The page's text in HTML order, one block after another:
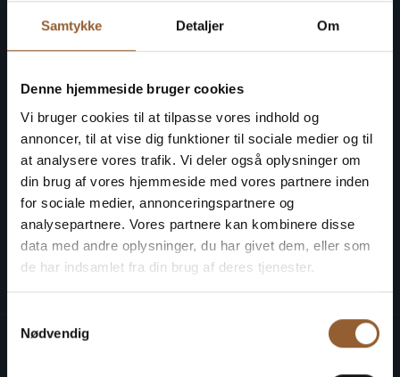
Samtykke Detaljer Om
Denne hjemmeside bruger cookies
Vi bruger cookies til at tilpasse vores indhold og
annoncer, til at vise dig funktioner til sociale medier og til
at analysere vores trafik. Vi deler også oplysninger om
din brug af vores hjemmeside med vores partnere inden
for sociale medier, annonceringspartnere og
analysepartnere. Vores partnere kan kombinere disse
data med andre oplysninger, du har givet dem, eller som
de har indsamlet fra din brug af deres tjenester.
Nødvendig
Gør historien levende på 10 museer
Få fri adgang til alle museer
Naturkraft Skjern Vindmølle Skjern